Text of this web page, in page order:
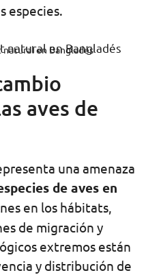
especies.
en Bangladés
aves de
una amenaza
de aves en
en los hábitats,
de migración y
extremos están
y distribución de